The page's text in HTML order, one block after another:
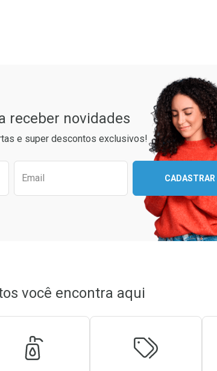
receber novidades
e super descontos exclusivos!
abaixo para receber as
Email CADASTRAR
você encontra aqui